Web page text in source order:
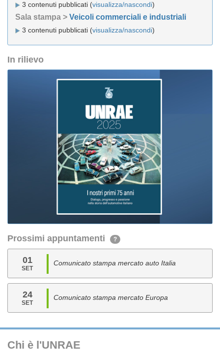
3 contenuti pubblicati (visualizza/nascondi)
Sala stampa > Veicoli commerciali e industriali
3 contenuti pubblicati (visualizza/nascondi)
In rilievo
Prossimi appuntamenti ?
01
SET
Comunicato stampa mercato auto Italia
24
SET
Comunicato stampa mercato Europa
Chi è l'UNRAE